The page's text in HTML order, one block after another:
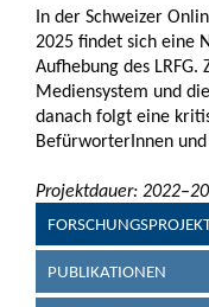
In der Schweizer
2025 findet sich eine
Aufhebung des
Mediensystem und
danach folgt eine
BefürworterInnen
Projektdauer:
PUBLIKATIONEN